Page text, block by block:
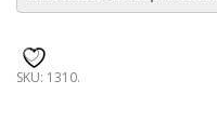
SKU: 1310.